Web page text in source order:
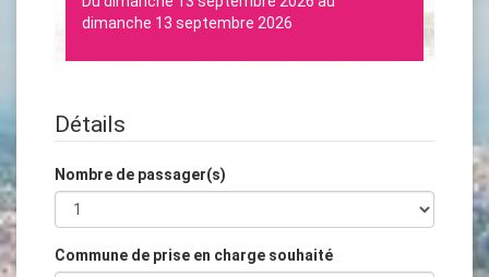
dimanche 13 septembre 2026
Détails
Nombre de passager(s)
Commune de prise en charge souhaité